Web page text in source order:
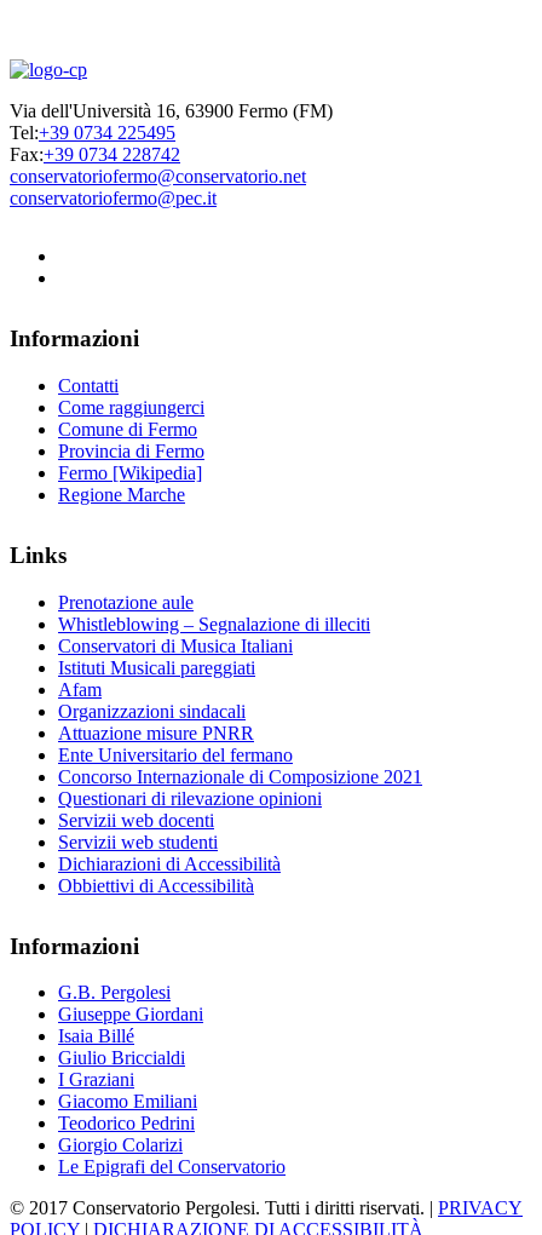
Via dell'Università 16, 63900 Fermo (FM)
Tel:+39 0734 225495
Fax:+39 0734 228742
conservatoriofermo@conservatorio.net
conservatoriofermo@pec.it
Informazioni
Contatti
Come raggiungerci
Comune di Fermo
Provincia di Fermo
Fermo [Wikipedia]
Regione Marche
Links
Prenotazione aule
Whistleblowing – Segnalazione di illeciti
Conservatori di Musica Italiani
Istituti Musicali pareggiati
Afam
Organizzazioni sindacali
Attuazione misure PNRR
Ente Universitario del fermano
Concorso Internazionale di Composizione 2021
Questionari di rilevazione opinioni
Servizii web docenti
Servizii web studenti
Dichiarazioni di Accessibilità
Obbiettivi di Accessibilità
Informazioni
G.B. Pergolesi
Giuseppe Giordani
Isaia Billé
Giulio Briccialdi
I Graziani
Giacomo Emiliani
Teodorico Pedrini
Giorgio Colarizi
Le Epigrafi del Conservatorio
© 2017 Conservatorio Pergolesi. Tutti i diritti riservati. | PRIVACY
POLICY
DICHIARAZIONE DI ACCESSIBILITÀ